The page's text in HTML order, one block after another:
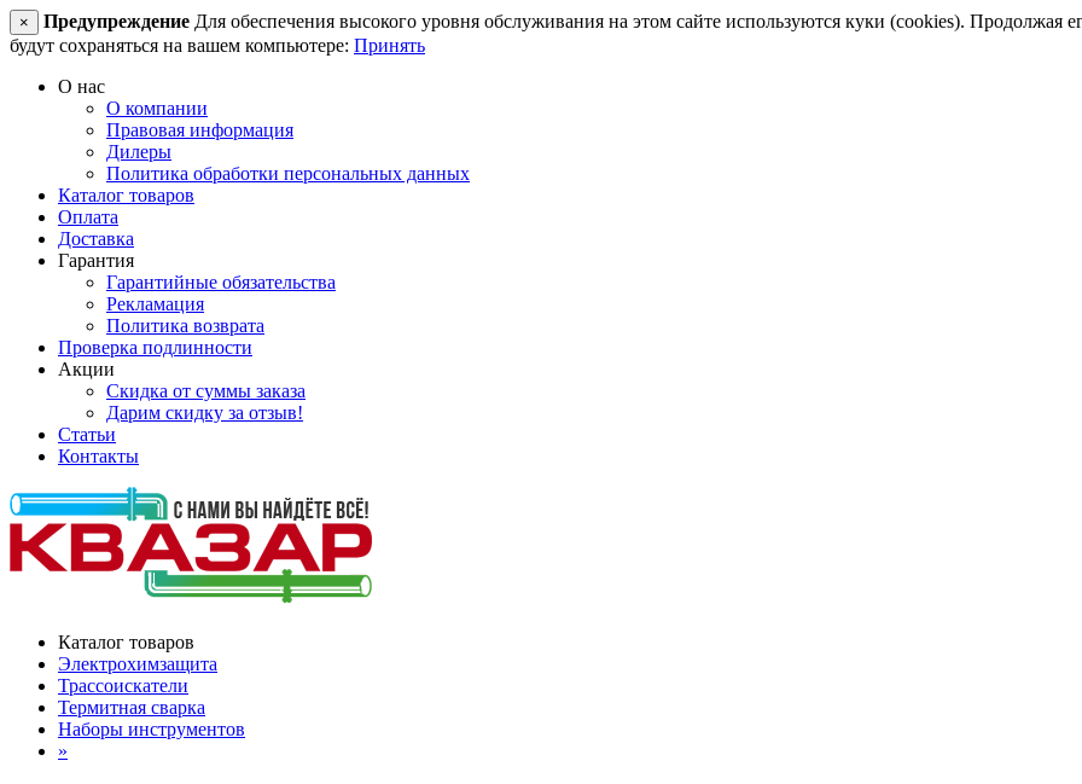
× Предупреждение Для обеспечения высокого уровня обслуживания на этом сайте используются куки (cookies). Продолжая
будут сохраняться на вашем компьютере: Принять
О нас
О компании
Правовая информация
Дилеры
Политика обработки персональных данных
Каталог товаров
Оплата
Доставка
Гарантия
Гарантийные обязательства
Рекламация
Политика возврата
Проверка подлинности
Акции
Скидка от суммы заказа
Дарим скидку за отзыв!
Статьи
Контакты
Каталог товаров
Электрохимзащита
Трассоискатели
Термитная сварка
Наборы инструментов
»